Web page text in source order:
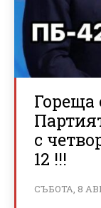
Гореща
с
12 !!!
СЪБОТА, 8